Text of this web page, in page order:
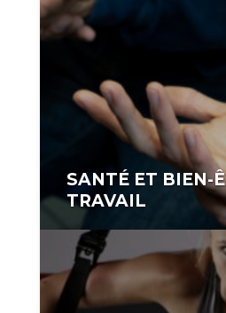
SANTÉ ET BIEN-
TRAVAIL
auteurr: